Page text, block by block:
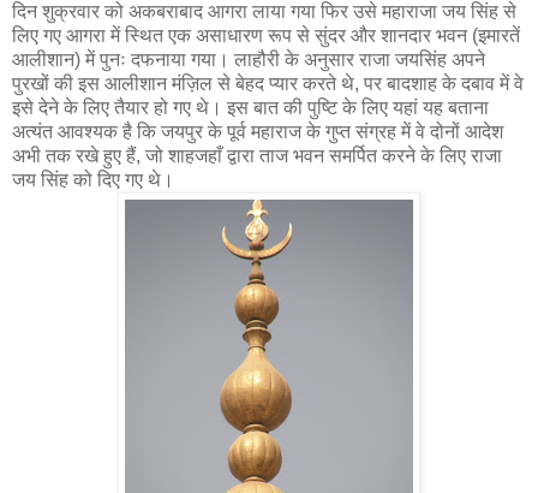
दिन शुक्रवार को अकबराबाद आगरा लाया गया फिर उसे महाराजा जय सिंह से
लिए गए आगरा में स्थित एक असाधारण रूप से सुंदर और शानदार भवन (इमारतें
आलीशान) में पुनः दफनाया गया। लाहौरी के अनुसार राजा जयसिंह अपने
पुरखों की इस आलीशान मंज़िल से बेहद प्यार करते थे, पर बादशाह के दबाव में वे
इसे देने के लिए तैयार हो गए थे। इस बात की पुष्टि के लिए यहां यह बताना
अत्यंत आवश्यक है कि जयपुर के पूर्व महाराज के गुप्त संग्रह में वे दोनों आदेश
अभी तक रखे हुए हैं, जो शाहजहाँ द्वारा ताज भवन समर्पित करने के लिए राजा
जय सिंह को दिए गए थे।